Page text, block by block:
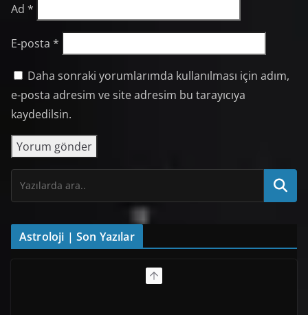
Ad *
E-posta *
Daha sonraki yorumlarımda kullanılması için adım,
e-posta adresim ve site adresim bu tarayıcıya
kaydedilsin.
Astroloji | Son Yazılar